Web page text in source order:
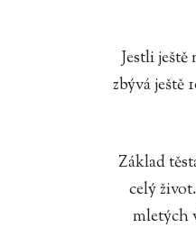
Jestli
zbývá ještě
Základ
celý
mletých